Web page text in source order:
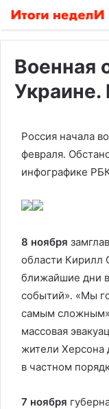
Военная
Украине.
Россия начала
февраля.
инфографике
8 ноября
области Кирилл
ближайшие дни
событий». «Мы
самым
массовая
жители Херсона
в частном
7 ноября